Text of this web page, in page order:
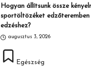
Hogyan állítsunk össze
sportöltözéket
edzéshez?
augusztus 3, 2026
Egészség